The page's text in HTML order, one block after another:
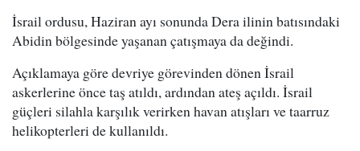
İsrail ordusu, Haziran ayı sonunda Dera ilinin batısındaki
Abidin bölgesinde yaşanan çatışmaya da değindi.
Açıklamaya göre devriye görevinden dönen İsrail
askerlerine önce taş atıldı, ardından ateş açıldı. İsrail
güçleri silahla karşılık verirken havan atışları ve taarruz
helikopterleri de kullanıldı.